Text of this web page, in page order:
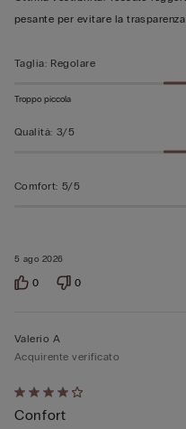
5
5 ago 2026
pesante per evitare la trasparenza
Taglia: Regolare
Troppo piccola
Qualità: 3/5
Comfort: 5/5
0 0
Valutato
4
Valerio A
Acquirente verificato
Confort